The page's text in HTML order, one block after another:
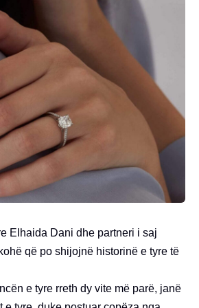
Elhaida Dani dhe partneri i saj
që po shijojnë historinë e tyre të
e tyre rreth dy vite më parë, janë